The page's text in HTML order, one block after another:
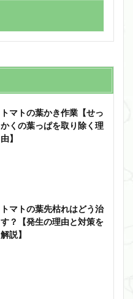
トマトの葉かき作業【せっ
かくの葉っぱを取り除く理
由】
トマトの葉先枯れはどう治
す？【発生の理由と対策を
解説】